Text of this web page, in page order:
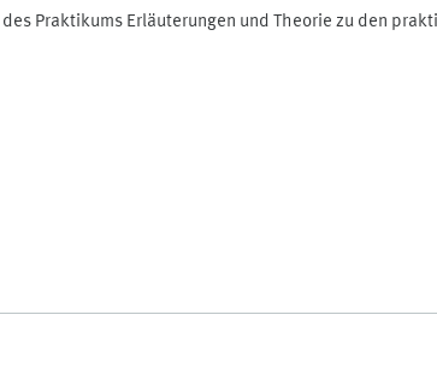
Praktikums Erläuterungen und Theorie zu den